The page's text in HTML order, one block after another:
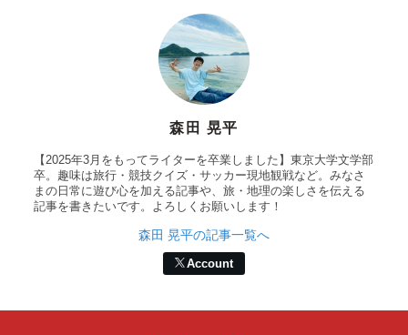
森田 晃平
【2025年3月をもってライターを卒業しました】東京大学文学部
卒。趣味は旅行・競技クイズ・サッカー現地観戦など。みなさ
まの日常に遊び心を加える記事や、旅・地理の楽しさを伝える
記事を書きたいです。よろしくお願いします！
森田 晃平の記事一覧へ
Account